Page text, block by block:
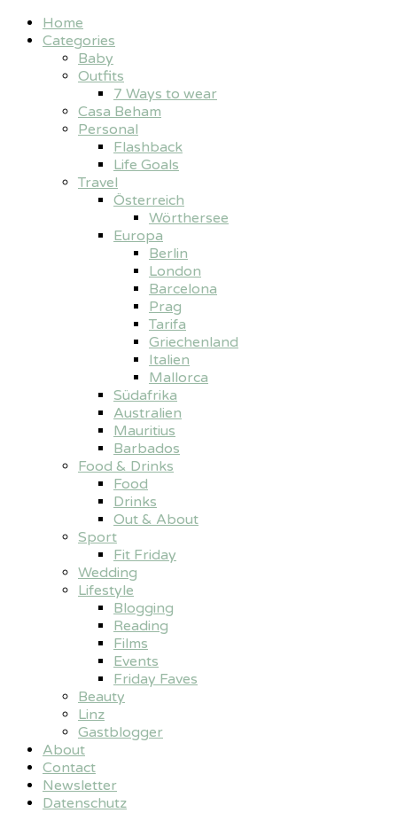
Home
Categories
Baby
Outfits
7 Ways to wear
Casa Beham
Personal
Flashback
Life Goals
Travel
Österreich
Wörthersee
Europa
Berlin
London
Barcelona
Prag
Tarifa
Griechenland
Italien
Mallorca
Südafrika
Australien
Mauritius
Barbados
Food & Drinks
Food
Drinks
Out & About
Sport
Fit Friday
Wedding
Lifestyle
Blogging
Reading
Films
Events
Friday Faves
Beauty
Linz
Gastblogger
About
Contact
Newsletter
Datenschutz